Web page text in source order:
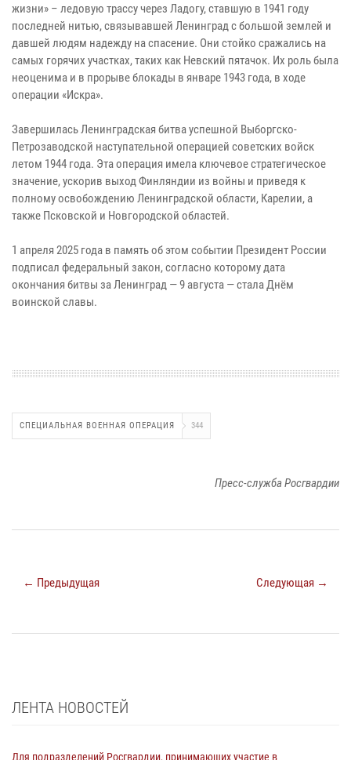
жизни» – ледовую трассу через Ладогу, ставшую в 1941 году
последней нитью, связывавшей Ленинград с большой землей и
давшей людям надежду на спасение. Они стойко сражались на
самых горячих участках, таких как Невский пятачок. Их роль была
неоценима и в прорыве блокады в январе 1943 года, в ходе
операции «Искра».
Завершилась Ленинградская битва успешной Выборгско-
Петрозаводской наступательной операцией советских войск
летом 1944 года. Эта операция имела ключевое стратегическое
значение, ускорив выход Финляндии из войны и приведя к
полному освобождению Ленинградской области, Карелии, а
также Псковской и Новгородской областей.
1 апреля 2025 года в память об этом событии Президент России
подписал федеральный закон, согласно которому дата
окончания битвы за Ленинград — 9 августа — стала Днём
воинской славы.
СПЕЦИАЛЬНАЯ ВОЕННАЯ ОПЕРАЦИЯ 344
Пресс-служба Росгвардии
← Предыдущая Следующая →
ЛЕНТА НОВОСТЕЙ
Для подразделений Росгвардии, принимающих участие в